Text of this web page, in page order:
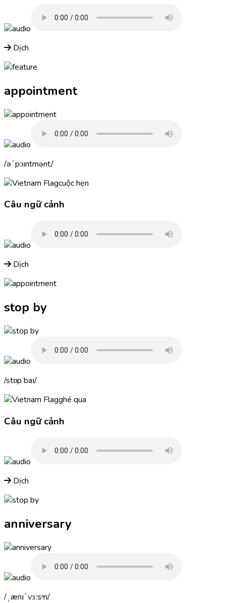
Dịch
appointment
əˈpɔɪntmənt
cuộc hẹn
Câu ngữ cảnh
Dịch
stop by
stɒp baɪ
ghé qua
Câu ngữ cảnh
Dịch
anniversary
ˌænɪˈvɜːsᵊri